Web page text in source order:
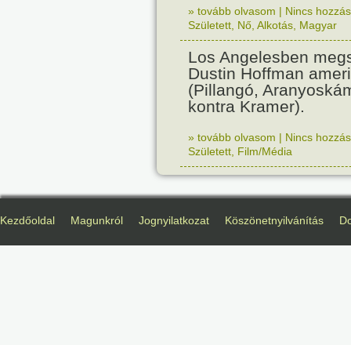
» tovább olvasom | Nincs
Született Nő Alkotás Magyar
Los Angelesben
Dustin Hoffman
(Pillangó,
kontra Kramer).
» tovább olvasom | Nincs
Született Film/Média
Kezdőoldal Magunkról Jognyilatkozat Köszönetnyilvánítás